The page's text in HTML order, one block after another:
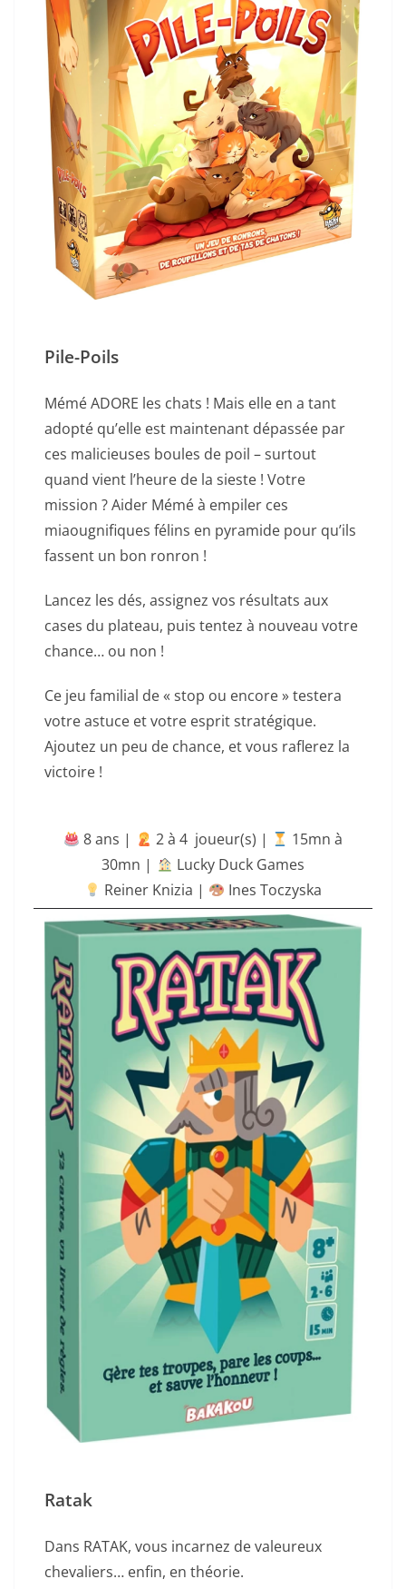
Pile-Poils
Mémé ADORE les chats ! Mais elle en a tant
adopté qu’elle est maintenant dépassée par
ces malicieuses boules de poil – surtout
quand vient l’heure de la sieste ! Votre
mission ? Aider Mémé à empiler ces
miaougnifiques félins en pyramide pour qu’ils
fassent un bon ronron !
Lancez les dés, assignez vos résultats aux
cases du plateau, puis tentez à nouveau votre
chance… ou non !
Ce jeu familial de « stop ou encore » testera
votre astuce et votre esprit stratégique.
Ajoutez un peu de chance, et vous raflerez la
victoire !
8 ans | ‍ 2 à 4 joueur(s) |
15mn à
30mn |
Lucky Duck Games
Reiner Knizia |
Ines Toczyska
Ratak
Dans RATAK, vous incarnez de valeureux
chevaliers… enfin, en théorie.